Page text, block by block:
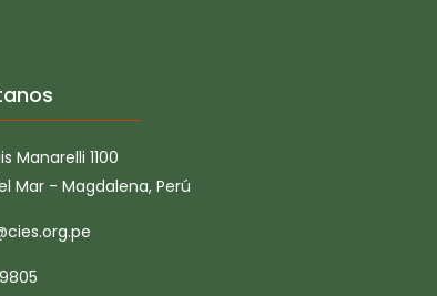
Manarelli 1100
Mar - Magdalena, Perú